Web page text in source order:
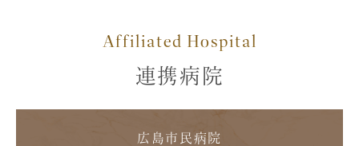
Affiliated Hospital
連携病院
広島市民病院